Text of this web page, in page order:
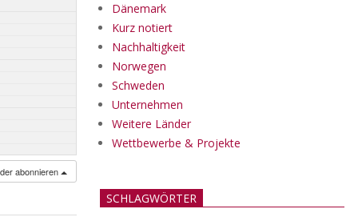
abonnieren
Dänemark
Kurz notiert
Nachhaltigkeit
Norwegen
Schweden
Unternehmen
Weitere Länder
Wettbewerbe & Projekte
SCHLAGWÖRTER